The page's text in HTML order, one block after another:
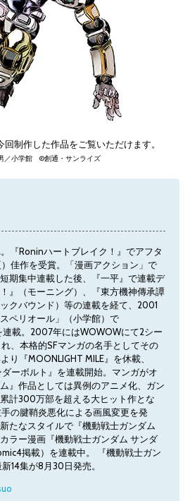
制作した作品をご覧いただけます。
／小学館 ©創通・サンライズ
『Roninハートブレイク！』でアフタ
佳作を受賞。「漫画アクション」で
期集中連載した後、『一平』で連載デ
』（モーニング）、『東方機神傳承譚
クバウンド）等の連載を経て、2001
ペリオール」（小学館）で
連載。2007年にはWOWOWにて2シー
、本格的SFマンガの名手としてその
り『MOONLIGHT MILE』を休載、
ダーボルト』を連載開始。マンガがオ
』作品としては異例のアニメ化、ガン
計300万部を超える大ヒット作とな
の腱鞘炎悪化による画風変更を発
たなスタイルで『機動戦士ガンダム
ラー漫画『機動戦士ガンダム サンダ
掲載）を連載中。 『機動戦士ガン
14集が8月30日発売。